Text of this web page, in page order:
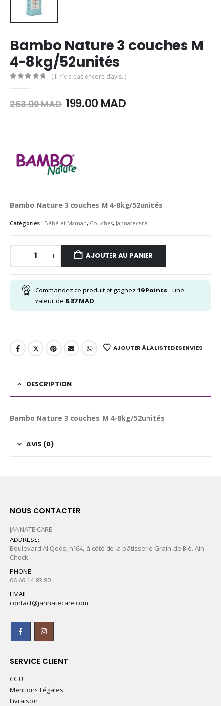
Bambo Nature 3 couches M
4-8kg/52unités
( Il n’y a pas encore d’avis. )
263.00MAD Le
MAD.
199.00 MADLe
Bambo Nature 3 couches M 4-8kg/52unités
Catégories : Bébé et Maman, Couches, Jannatecare
AJOUTER AU PANIER
Commandez ce produit et gagnez 19Points- une
valeur de 8.87MAD
AJOUTER À LA LISTE DES ENVIES
DESCRIPTION
Bambo Nature 3 couches M 4-8kg/52unités
AVIS (0)
NOUS CONTACTER
JANNATE CARE
ADDRESS:
Boulevard Al Qods, n°64, à côté de la pâtisserie Grain de Blé. Ain
Chock
PHONE:
06 66 14 83 80
EMAIL:
contact@jannatecare.com
SERVICE CLIENT
CGU
Mentions Légales
Livraison